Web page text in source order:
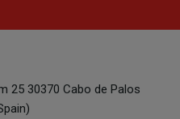
25 30370 Cabo de Palos